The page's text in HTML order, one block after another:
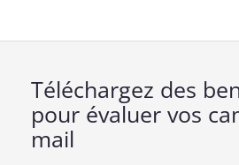
Téléchargez des
pour évaluer vos
mail